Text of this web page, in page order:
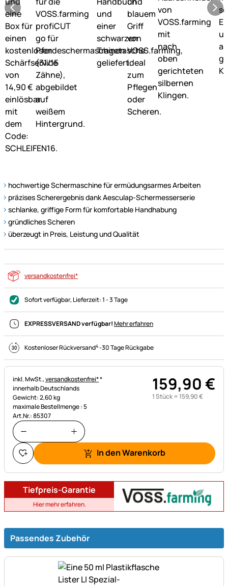
hochwertige Schermaschine für ermüdungsarmes Arbeiten
präzises Scherergebnis dank Aesculap-Schermesserserie
schlanke, griffige Form für komfortable Handhabung
gründliches Scheren
überzeugt in Preis, Leistung und Qualität
versandkostenfrei*
Sofort verfügbar, Lieferzeit:1 - 3 Tage
EXPRESSVERSAND verfügbar!Mehr erfahren
Kostenloser Rückversand4-30 Tage Rückgabe
Steuerhinweis:
inkl. MwSt.,versandkostenfrei**
innerhalb Deutschlands
Gewicht: 2,60 kg
maximale Bestellmenge : 5
Art.Nr.: 85307
159,90€
1 Stück =159,90€
In den Warenkorb
Tiefpreis-Garantie
Hier mehr erfahren.
Passendes Zubehör